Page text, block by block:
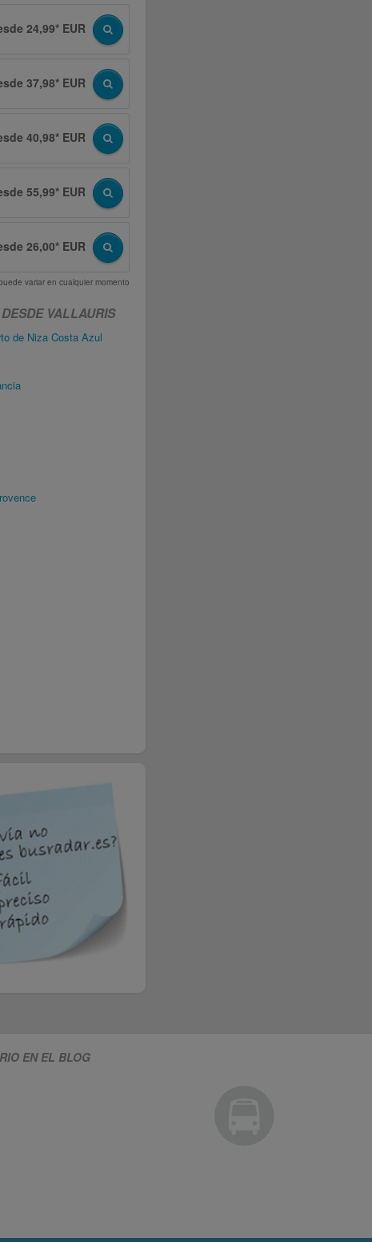
24,99* EUR
37,98* EUR
40,98* EUR
55,99* EUR
26,00* EUR
variar en cualquier momento
VALLAURIS
de Niza Costa Azul
EN EL BLOG